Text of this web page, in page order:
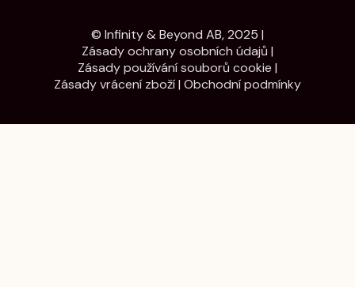
© Infinity & Beyond AB, 2025 |
Zásady ochrany osobních údajů |
Zásady používání souborů cookie |
Zásady vrácení zboží| Obchodní podmínky